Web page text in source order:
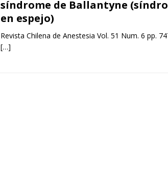
síndrome de Ballantyne
en espejo)
Revista Chilena de Anestesia Vol. 51 Num. 6 pp.
[…]